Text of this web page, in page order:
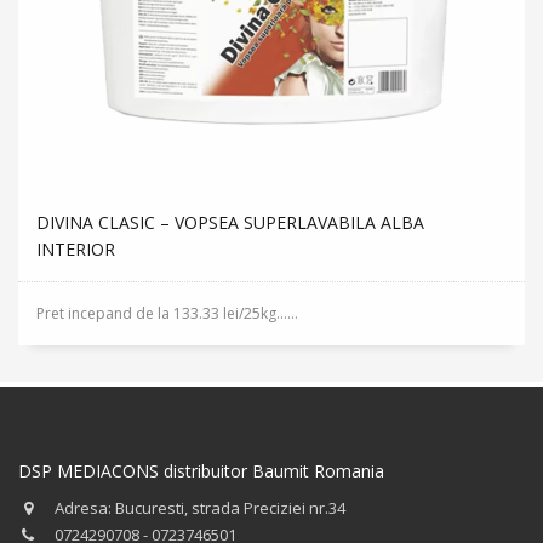
DIVINA CLASIC – VOPSEA SUPERLAVABILA ALBA
INTERIOR
Pret incepand de la 133.33 lei/25kg......
DSP MEDIACONS distribuitor Baumit Romania
Adresa: Bucuresti, strada Preciziei nr.34
0724290708 - 0723746501